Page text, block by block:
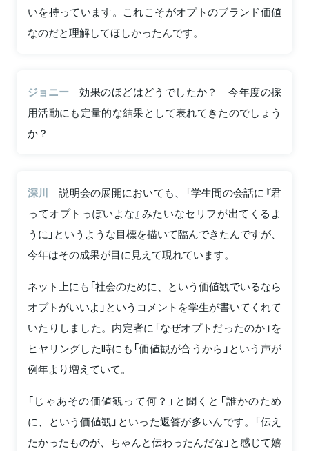
いを持っています。これこそがオプトのブランド価値
なのだと理解してほしかったんです。
ジョニー
効果のほどはどうでしたか？ 今年度の採
用活動にも定量的な結果として表れてきたのでしょう
か？
深川
説明会の展開においても、「学生間の会話に『君
ってオプトっぽいよな』みたいなセリフが出てくるよ
うに」というような目標を描いて臨んできたんですが、
今年はその成果が目に見えて現れています。
ネット上にも「社会のために、という価値観でいるなら
オプトがいいよ」というコメントを学生が書いてくれて
いたりしました。内定者に「なぜオプトだったのか」を
ヒヤリングした時にも「価値観が合うから」という声が
例年より増えていて。
「じゃあその価値観って何？」と聞くと「誰かのため
に、という価値観」といった返答が多いんです。「伝え
たかったものが、ちゃんと伝わったんだな」と感じて嬉